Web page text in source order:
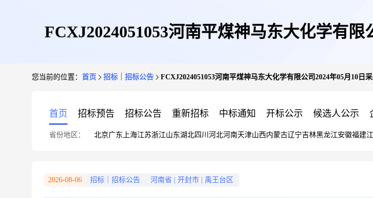
FCXJ2024051053河南平煤神马东大化学有
您当前的位置： 首页 招标｜招标公告 FCXJ2024051053河南平煤神马东大化学有限公司2024年05月10日
首页 招标预告 招标公告 重新招标 中标通知 开标公示 候选人公示
省份地区： 北京广东 上海江苏浙江山东湖北四川 河北河南天津山西内蒙古辽宁吉林黑龙江安徽福建
2026-08-06 招标｜招标公告 河南省 开封市 禹王台区